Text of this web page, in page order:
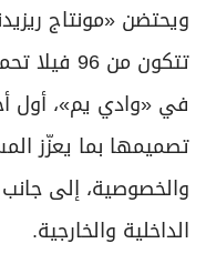
ويحتضن «مونتاج
تتكون من
في «وادي يم»، أول
تصميمها بما يعزّز
والخصوصية، إلى
الداخلية والخارجية.